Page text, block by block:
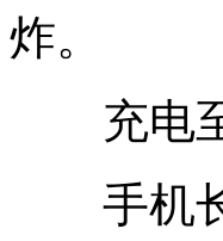
炸。
充电至
手机长